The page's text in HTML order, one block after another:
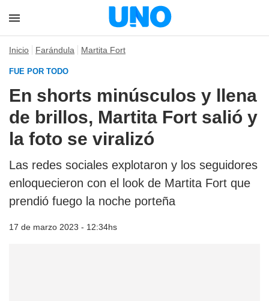
Inicio Farándula Martita Fort
FUE POR TODO
En shorts minúsculos y llena
de brillos, Martita Fort salió y
la foto se viralizó
Las redes sociales explotaron y los seguidores
enloquecieron con el look de Martita Fort que
prendió fuego la noche porteña
17 de marzo 2023 - 12:34hs